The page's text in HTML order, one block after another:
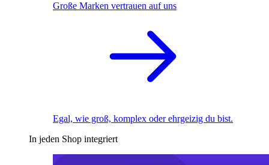
Große Marken vertrauen auf uns
Egal, wie groß, komplex oder ehrgeizig du bist.
In jeden Shop integriert